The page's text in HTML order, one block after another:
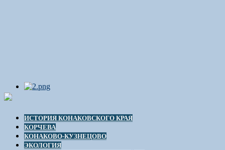
ИСТОРИЯ КОНАКОВСКОГО КРАЯ
КОРЧЕВА
КОНАКОВО-КУЗНЕЦОВО
ЭКОЛОГИЯ